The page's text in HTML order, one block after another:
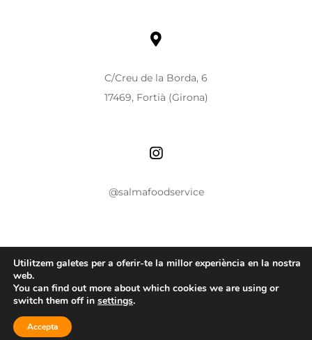
C/Creu de la Borda, 6
17469, Fortià (Girona)
@salmafoodservice
Avís legal | Política de privacitat
Utilitzem galetes per a oferir-te la millor experiència en la nostra
web.
You can find out more about which cookies we are using or
switch them off in settings.
Accepta